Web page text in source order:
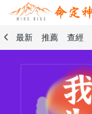
最新 推薦 查經
查經精選
見證精選
101課程
洗禮禮文
聖餐禮文